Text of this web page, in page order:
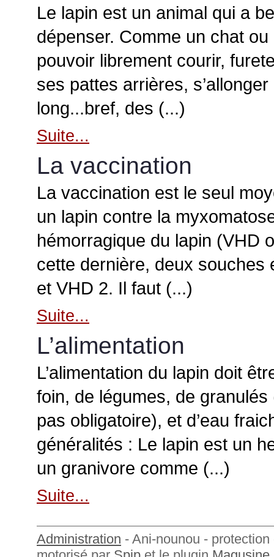
Le lapin est un animal qui a
dépenser. Comme un chat
pouvoir librement courir,
ses pattes arrières,
long...bref, des (...)
Suite...
La vaccination
La vaccination est le seul
un lapin contre la
hémorragique du lapin (VHD
cette dernière, deux souches
et VHD 2. Il faut (...)
Suite...
L’alimentation
L’alimentation du lapin doit
foin, de légumes, de granulés
pas obligatoire), et d’eau
généralités : Le lapin est un
un granivore comme (...)
Suite...
Administration - Ani-nounou -